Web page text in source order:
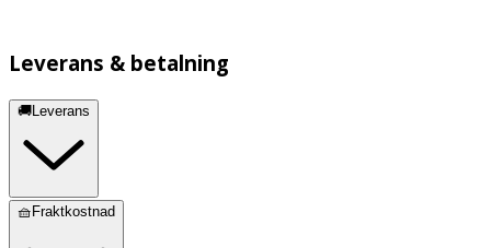
Leverans & betalning
🚚Leverans
🧺Fraktkostnad